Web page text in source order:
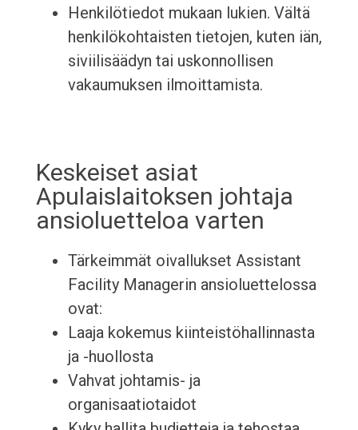
Henkilötiedot mukaan lukien. Vältä
henkilökohtaisten tietojen, kuten iän,
siviilisäädyn tai uskonnollisen
vakaumuksen ilmoittamista.
Keskeiset asiat
Apulaislaitoksen johtaja
ansioluetteloa varten
Tärkeimmät oivallukset Assistant
Facility Managerin ansioluettelossa
ovat:
Laaja kokemus kiinteistöhallinnasta
ja -huollosta
Vahvat johtamis- ja
organisaatiotaidot